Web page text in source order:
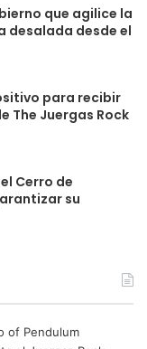
que agilice la
desalada desde el
para recibir
The Juergas Rock
Cerro de
su